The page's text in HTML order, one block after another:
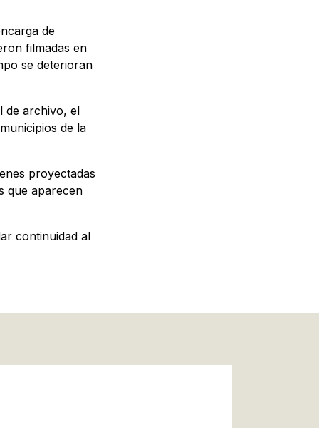
de
filmadas en
se deterioran
de archivo, el
de la
proyectadas
que aparecen
continuidad al